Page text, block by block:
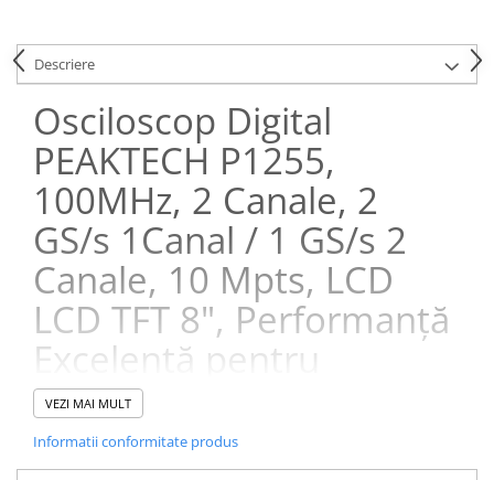
Descriere
Osciloscop Digital
PEAKTECH P1255,
100MHz, 2 Canale, 2
GS/s 1Canal / 1 GS/s 2
Canale, 10 Mpts, LCD
LCD TFT 8", Performanță
Excelentă pentru
Măsurători Precise
domeniul electronicii, inginerie și cercetare. Conceput pentru a
oferi performanțe excepționale în testarea semnalelor electrice,
VEZI MAI MULT
Informatii conformitate produs